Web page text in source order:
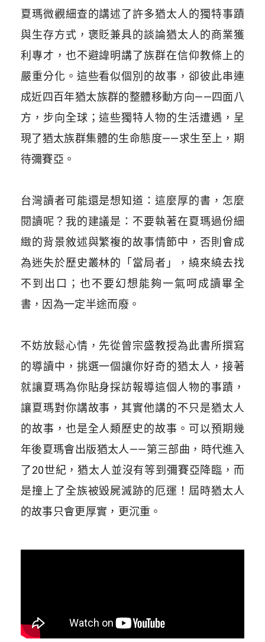
夏瑪微觀細查的講述了許多猶太人的獨特事蹟
與生存方式，褒貶兼具的談論猶太人的商業獲
利專才，也不避諱明講了族群在信仰教條上的
嚴重分化。這些看似個別的故事，卻彼此串連
成近四百年猶太族群的整體移動方向——四面八
方，步向全球；這些獨特人物的生活遭遇，呈
現了猶太族群集體的生命態度——求生至上，期
待彌賽亞。
台灣讀者可能還是想知道：這麼厚的書，怎麼
閱讀呢？我的建議是：不要執著在夏瑪過份細
緻的背景敘述與繁複的故事情節中，否則會成
為迷失於歷史叢林的「當局者」，繞來繞去找
不到出口；也不要幻想能夠一氣呵成讀畢全
書，因為一定半途而廢。
不妨放鬆心情，先從曾宗盛教授為此書所撰寫
的導讀中，挑選一個讓你好奇的猶太人，接著
就讓夏瑪為你貼身採訪報導這個人物的事蹟，
讓夏瑪對你講故事，其實他講的不只是猶太人
的故事，也是全人類歷史的故事。可以預期幾
年後夏瑪會出版猶太人——第三部曲，時代進入
了20世紀，猶太人並沒有等到彌賽亞降臨，而
是撞上了全族被毀屍滅跡的厄運！屆時猶太人
的故事只會更厚實，更沉重。